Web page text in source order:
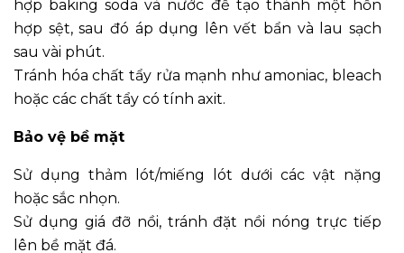
hợp baking soda và nước để tạo thành một hỗn
hợp sệt, sau đó áp dụng lên vết bẩn và lau sạch
sau vài phút.
Tránh hóa chất tẩy rửa mạnh như amoniac, bleach
hoặc các chất tẩy có tính axit.
Bảo vệ bề mặt
Sử dụng thảm lót/miếng lót dưới các vật nặng
hoặc sắc nhọn.
Sử dụng giá đỡ nồi, tránh đặt nồi nóng trực tiếp
lên bề mặt đá.